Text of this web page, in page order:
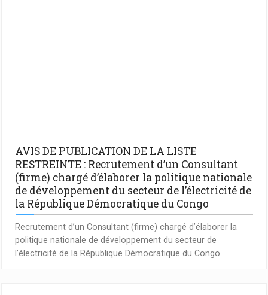
AVIS DE PUBLICATION DE LA LISTE
RESTREINTE : Recrutement d’un Consultant
(firme) chargé d’élaborer la politique nationale
de développement du secteur de l’électricité de
la République Démocratique du Congo
Recrutement d’un Consultant (firme) chargé d’élaborer la
politique nationale de développement du secteur de
l’électricité de la République Démocratique du Congo